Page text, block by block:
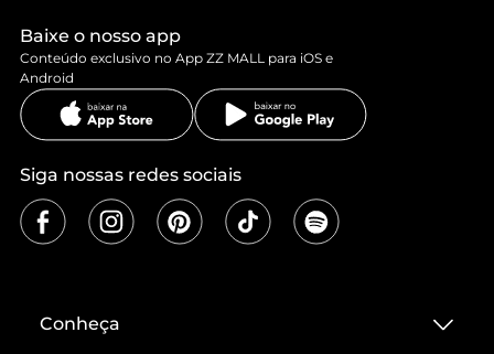
Baixe o nosso app
Conteúdo exclusivo no App ZZ MALL para iOS e
Android
Siga nossas redes sociais
Conheça